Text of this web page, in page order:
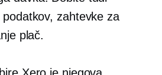
zahtevke za
plač.